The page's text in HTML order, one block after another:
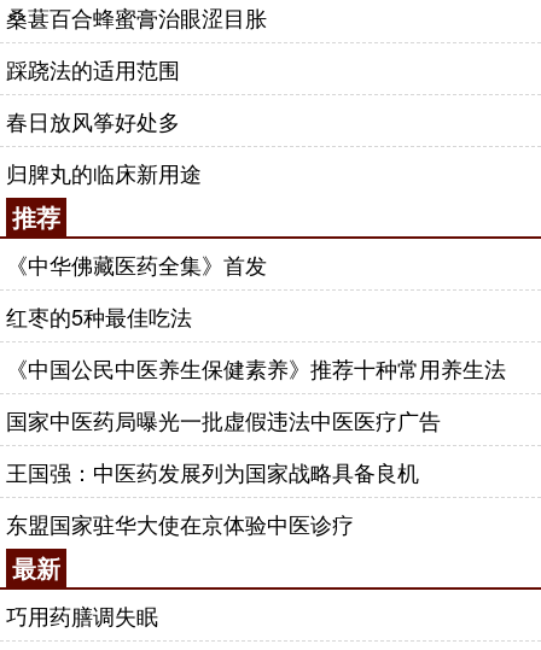
桑葚百合蜂蜜膏治眼涩目胀
踩跷法的适用范围
春日放风筝好处多
归脾丸的临床新用途
推荐
《中华佛藏医药全集》首发
红枣的5种最佳吃法
《中国公民中医养生保健素养》推荐十种常用养生法
国家中医药局曝光一批虚假违法中医医疗广告
王国强：中医药发展列为国家战略具备良机
东盟国家驻华大使在京体验中医诊疗
最新
巧用药膳调失眠